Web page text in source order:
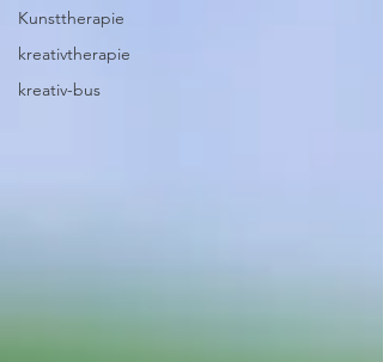
Kunsttherapie
kreativtherapie
kreativ-bus